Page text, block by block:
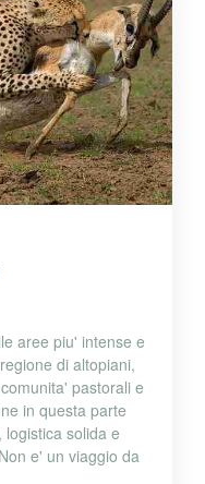
aree piu' intense e
di altopiani,
pastorali e
in questa parte
solida e
e' un viaggio da